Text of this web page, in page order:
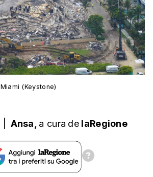
(Keystone)
Ansa, a cura de laRegione